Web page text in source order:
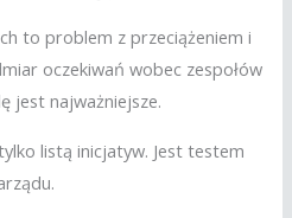
to problem z przeciążeniem i
oczekiwań wobec zespołów
jest najważniejsze.
listą inicjatyw. Jest testem